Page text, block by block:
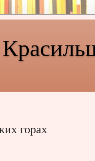
горах